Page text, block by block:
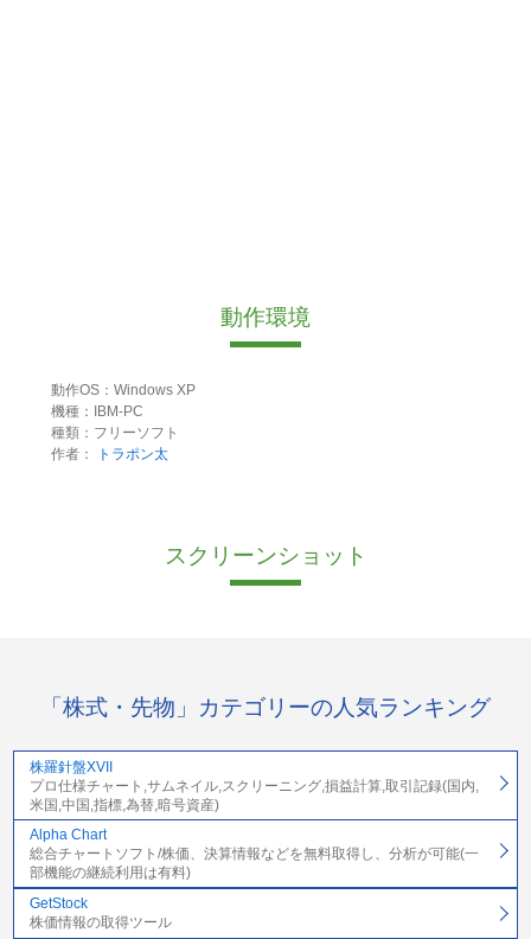
動作環境
動作OS：Windows XP
機種：IBM-PC
種類：フリーソフト
作者：
トラポン太
スクリーンショット
「株式・先物」カテゴリーの人気ランキング
株羅針盤XVII
プロ仕様チャート,サムネイル,スクリーニング,損益計算,取引記録(国内,
米国,中国,指標,為替,暗号資産)
Alpha Chart
総合チャートソフト/株価、決算情報などを無料取得し、分析が可能(一
部機能の継続利用は有料)
GetStock
株価情報の取得ツール